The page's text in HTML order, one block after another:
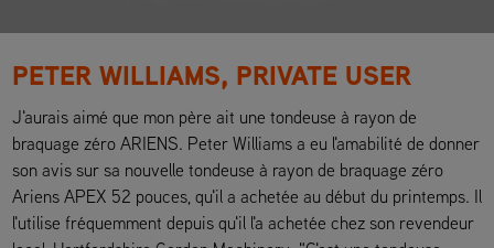
PETER WILLIAMS, PRIVATE USER
J'aurais aimé que mon père ait une tondeuse à rayon de
braquage zéro ARIENS. Peter Williams a eu l'amabilité de donner
son avis sur sa nouvelle tondeuse à rayon de braquage zéro
Ariens APEX 52 pouces, qu'il a achetée au début du printemps. Il
l'utilise fréquemment depuis qu'il l'a achetée chez son revendeur